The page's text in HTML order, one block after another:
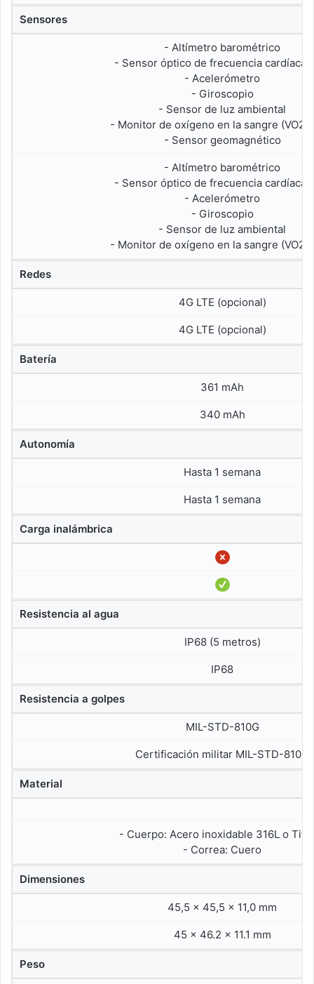
Sensores
- Altímetro barométrico
- Sensor óptico de frecuencia cardíaca
- Acelerómetro
- Giroscopio
- Sensor de luz ambiental
- Monitor de oxígeno en la sangre (VO2
- Sensor geomagnético
- Altímetro barométrico
- Sensor óptico de frecuencia cardíaca
- Acelerómetro
- Giroscopio
- Sensor de luz ambiental
- Monitor de oxígeno en la sangre (VO2
Redes
4G LTE (opcional)
4G LTE (opcional)
Batería
361 mAh
340 mAh
Autonomía
Hasta 1 semana
Hasta 1 semana
Carga inalámbrica
Resistencia al agua
IP68 (5 metros)
IP68
Resistencia a golpes
MIL-STD-810G
Certificación militar MIL-STD-810G
Material
- Cuerpo: Acero inoxidable 316L o
- Correa: Cuero
Dimensiones
45,5 x 45,5 x 11,0 mm
45 x 46.2 x 11.1 mm
Peso